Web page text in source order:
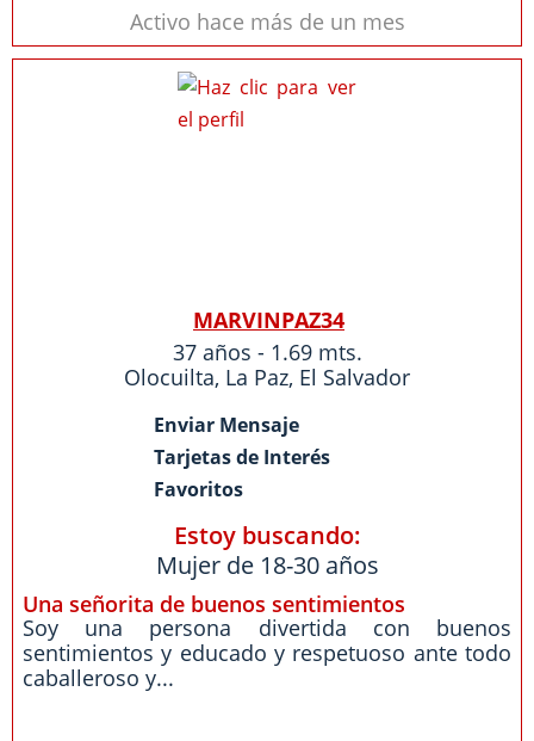
Activo hace más de un mes
MARVINPAZ34
37 años - 1.69 mts.
Olocuilta, La Paz, El Salvador
Enviar Mensaje
Tarjetas de Interés
Favoritos
Estoy buscando:
Mujer de 18-30 años
Una señorita de buenos sentimientos
Soy una persona divertida con buenos
sentimientos y educado y respetuoso ante todo
caballeroso y...